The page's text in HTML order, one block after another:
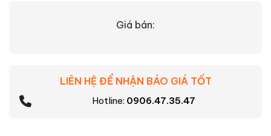
Giá bán:
LIÊN HỆ ĐỂ NHẬN BÁO GIÁ TỐT
Hotline: 0906.47.35.47